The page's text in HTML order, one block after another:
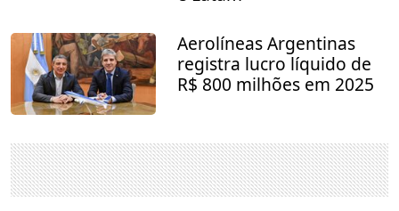
Aerolíneas Argentinas
registra lucro líquido de
R$ 800 milhões em 2025